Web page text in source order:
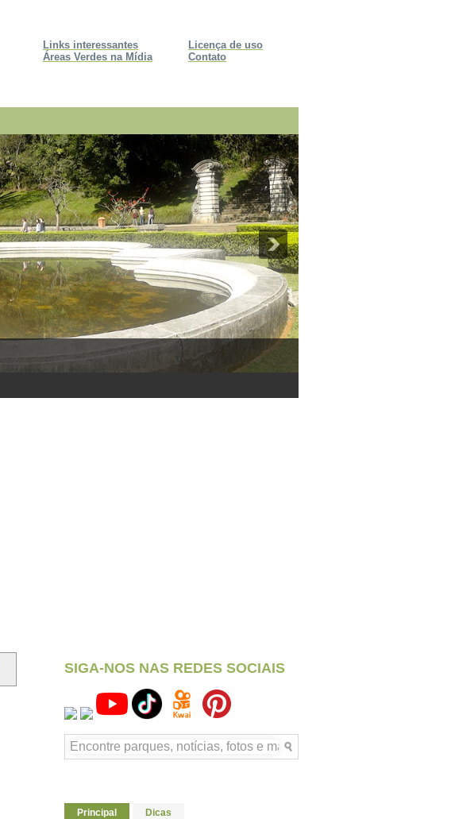
Licença de uso
Contato
Links interessantes
Áreas Verdes na Mídia
SIGA-NOS NAS REDES SOCIAIS
Principal Dicas